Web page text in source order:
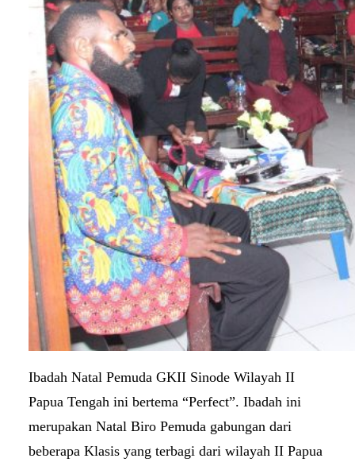
Ibadah Natal Pemuda GKII Sinode Wilayah II
Papua Tengah ini bertema “Perfect”. Ibadah ini
merupakan Natal Biro Pemuda gabungan dari
beberapa Klasis yang terbagi dari wilayah II Papua